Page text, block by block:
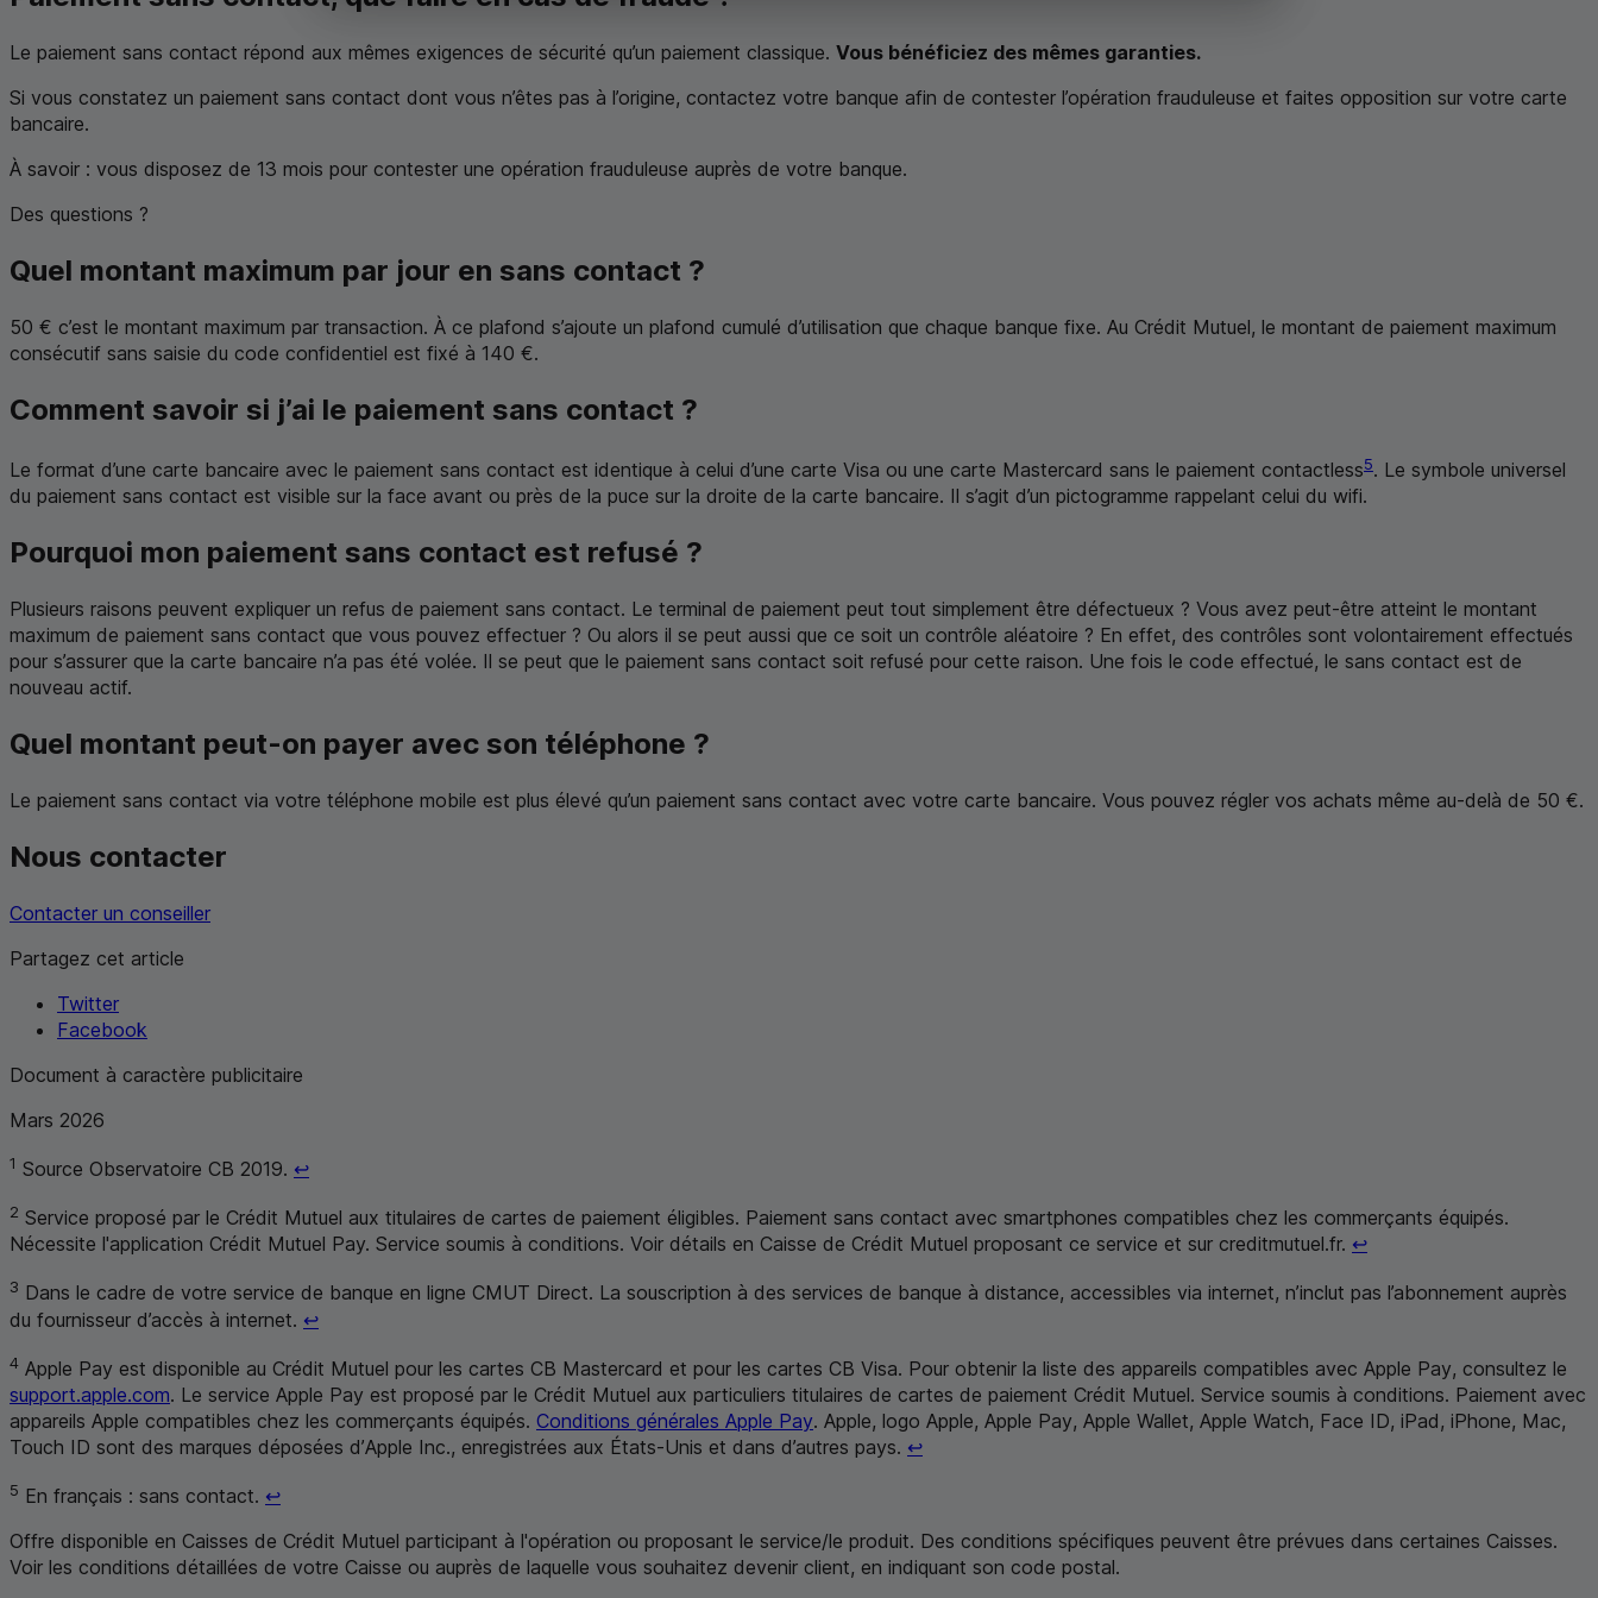
Le paiement sans contact répond aux mêmes exigences de sécurité qu’un paiement classique. Vous bénéficiez des mêmes garanties.
Si vous constatez un paiement sans contact dont vous n’êtes pas à l’origine, contactez votre banque afin de contester l’opération frauduleuse et faites opposition sur votre carte
bancaire.
À savoir : vous disposez de 13 mois pour contester une opération frauduleuse auprès de votre banque.
Des questions ?
Quel montant maximum par jour en sans contact ?
50 € c’est le montant maximum par transaction. À ce plafond s’ajoute un plafond cumulé d’utilisation que chaque banque fixe. Au Crédit Mutuel, le montant de paiement maximum
consécutif sans saisie du code confidentiel est fixé à 140 €.
Comment savoir si j’ai le paiement sans contact ?
Le format d’une carte bancaire avec le paiement sans contact est identique à celui d’une carte Visa ou une carte Mastercard sans le paiement contactless5. Le symbole universel
du paiement sans contact est visible sur la face avant ou près de la puce sur la droite de la carte bancaire. Il s’agit d’un pictogramme rappelant celui du wifi.
Pourquoi mon paiement sans contact est refusé ?
Plusieurs raisons peuvent expliquer un refus de paiement sans contact. Le terminal de paiement peut tout simplement être défectueux ? Vous avez peut-être atteint le montant
maximum de paiement sans contact que vous pouvez effectuer ? Ou alors il se peut aussi que ce soit un contrôle aléatoire ? En effet, des contrôles sont volontairement effectués
pour s’assurer que la carte bancaire n’a pas été volée. Il se peut que le paiement sans contact soit refusé pour cette raison. Une fois le code effectué, le sans contact est de
nouveau actif.
Quel montant peut-on payer avec son téléphone ?
Le paiement sans contact via votre téléphone mobile est plus élevé qu’un paiement sans contact avec votre carte bancaire. Vous pouvez régler vos achats même au-delà de 50 €.
Nous contacter
Contacter un conseiller
Partagez cet article
Twitter
Facebook
Document à caractère publicitaire
Mars 2026
1 Source Observatoire CB 2019. ↩Retour au renvoi 1
2 Service proposé par le Crédit Mutuel aux titulaires de cartes de paiement éligibles. Paiement sans contact avec smartphones compatibles chez les commerçants équipés.
Nécessite l'application Crédit Mutuel Pay. Service soumis à conditions. Voir détails en Caisse de Crédit Mutuel proposant ce service et sur creditmutuel.fr. ↩Retour au renvoi 2
3 Dans le cadre de votre service de banque en ligne CMUT Direct. La souscription à des services de banque à distance, accessibles via internet, n’inclut pas l’abonnement auprès
du fournisseur d’accès à internet. ↩Retour au renvoi 3
4 Apple Pay est disponible au Crédit Mutuel pour les cartes CB Mastercard et pour les cartes CB Visa. Pour obtenir la liste des appareils compatibles avec Apple Pay, consultez le
support.apple.com. Le service Apple Pay est proposé par le Crédit Mutuel aux particuliers titulaires de cartes de paiement Crédit Mutuel. Service soumis à conditions. Paiement avec
appareils Apple compatibles chez les commerçants équipés. Conditions générales Apple Pay. Apple, logo Apple, Apple Pay, Apple Wallet, Apple Watch, Face ID, iPad, iPhone, Mac,
Touch ID sont des marques déposées d’Apple Inc., enregistrées aux États-Unis et dans d’autres pays. ↩Retour au renvoi 4
5 En français : sans contact. ↩Retour au renvoi 5
Offre disponible en Caisses de Crédit Mutuel participant à l'opération ou proposant le service/le produit. Des conditions spécifiques peuvent être prévues dans certaines Caisses.
Voir les conditions détaillées de votre Caisse ou auprès de laquelle vous souhaitez devenir client, en indiquant son code postal.